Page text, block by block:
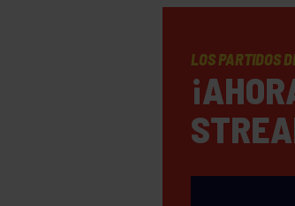
LOS PARTIDOS